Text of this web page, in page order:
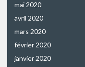
mai 2020
avril 2020
mars 2020
février 2020
janvier 2020